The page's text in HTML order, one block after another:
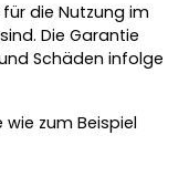
die Nutzung im
Die Garantie
Schäden infolge
zum Beispiel